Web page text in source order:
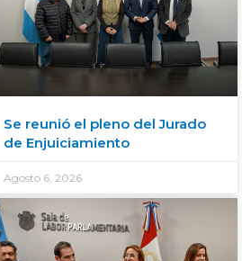
Se reunió el pleno del Jurado
de Enjuiciamiento
Agosto 6, 2026